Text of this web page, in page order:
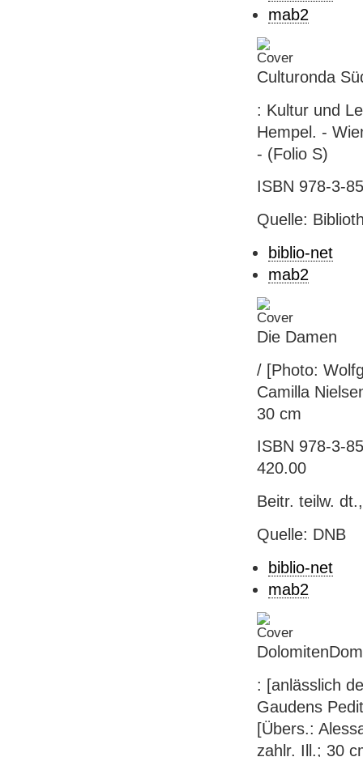
mab2
Culturonda
: Kultur und
Hempel. -
- (Folio S)
ISBN 978-3-
Quelle:
biblio-net
mab2
Die Damen
/ [Photo:
Camilla
30 cm
ISBN 978-3-
420.00
Beitr. teilw.
Quelle: DNB
biblio-net
mab2
: [anlässlich
Gaudens
[Übers.:
zahlr. Ill.; 30